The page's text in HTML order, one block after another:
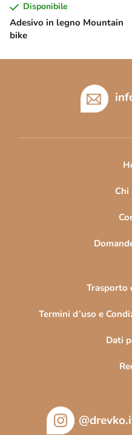
Adesivo in legno Mountain
bike
Disponibile
Chi
Trasporto
Termini d’uso e
Dati